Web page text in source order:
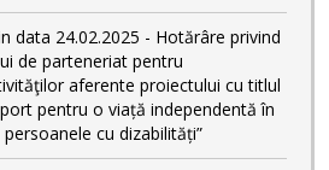
data 24.02.2025 - Hotărâre privind
de parteneriat pentru
aferente proiectului cu titlul
pentru o viață independentă în
cu dizabilități”